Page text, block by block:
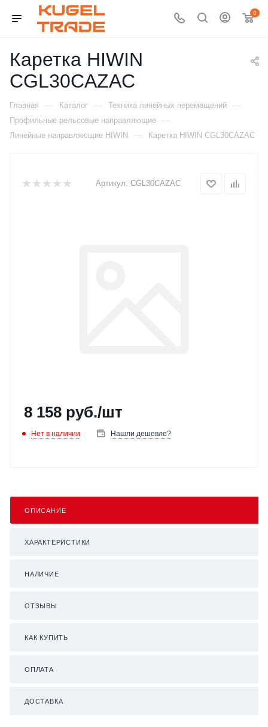
0
Каретка HIWIN
CGL30CAZAC
Главная — Каталог — Техника линейных перемещений —
Профильные рельсовые направляющие —
Линейные направляющие HIWIN — Каретка HIWIN CGL30CAZAC
Артикул: CGL30CAZAC
8 158 руб./шт
Нет в наличии Нашли дешевле?
ОПИСАНИЕ
ХАРАКТЕРИСТИКИ
НАЛИЧИЕ
ОТЗЫВЫ
КАК КУПИТЬ
ОПЛАТА
ДОСТАВКА